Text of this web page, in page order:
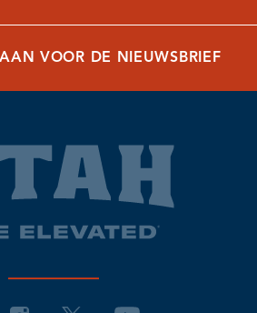
VOOR DE NIEUWSBRIEF